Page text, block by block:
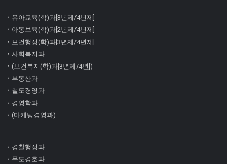
유아교육(학)과[3년제/4년제]
아동보육(학)과[2년제/4년제]
보건행정(학)과[3년제/4년제]
사회복지과
(보건복지(학)과[3년제/4년])
부동산과
철도경영과
경영학과
(마케팅경영과)
경찰행정과
무도경호과